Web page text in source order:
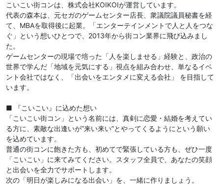
こいこい街コンは、株式会社KOIKOIが運営しています。
代表の森本は、元セガのゲームセンター店長、衆議院議員秘書を経
て、MBAを取得後に起業。「エンターテインメントで人と人をつな
ぐ」という想いひとつで、2013年から街コン業界に飛び込みまし
た。
ゲームセンターの現場で培った「人を楽しませる」経験と、政治の
世界で学んだ「地域を元気にする」視点を組み合わせ、単なるイベ
ント会社ではなく、「出会いをエンタメに変える会社」 を目指して
います。
■ 『こいこい』に込めた想い
「こいこい街コン」という名前には、真剣に恋愛・結婚を考えてい
る方に、素敵な出逢いが”来い来い”とやってくるようにという願い
を込めています。
普通の街コンに飽きた方も、初めてで緊張している方も、ぜひ一度
「こいこい」に来てみてください。スタッフ全員で、あなたの笑顔
と出会いを全力でサポートします。
次の「明日が楽しみになる出会い」を、一緒に作りましょう。